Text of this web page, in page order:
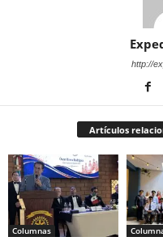
http://
Artículos
Columnas